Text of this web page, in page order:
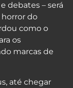
debates – será
do
como o
os
marcas de
até chegar